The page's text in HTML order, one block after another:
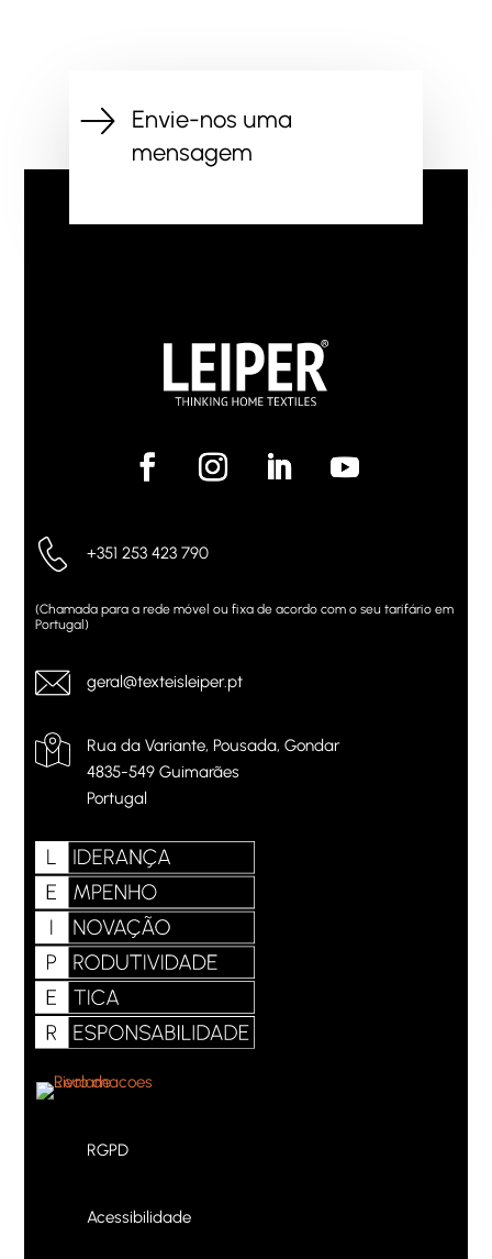
Envie-nos uma
mensagem
+351 253 423 790
(Chamada para a rede móvel ou fixa de acordo com o seu tarifário em
Portugal)
geral@texteisleiper.pt
Rua da Variante, Pousada, Gondar
4835-549 Guimarães
Portugal
RGPD
Acessibilidade